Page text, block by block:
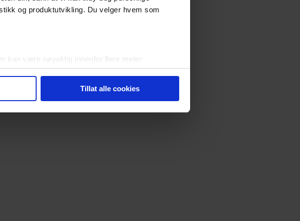
og produktutvikling. Du velger hvem som
kan være nøyaktig innenfor flere meter
(fingeravtrykk)
hvordan du kan velge hvordan de skal brukes.
Tillat alle cookies